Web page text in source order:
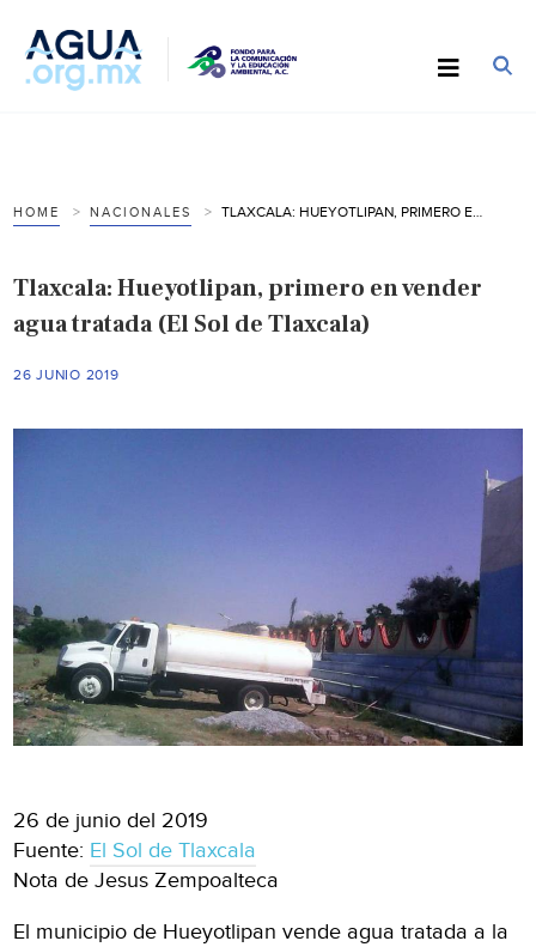
HOME NACIONALES
Tlaxcala: Hueyotlipan, primero en vender
agua tratada (El Sol de Tlaxcala)
26 JUNIO 2019
26 de junio del 2019
Fuente: El Sol de Tlaxcala
Nota de Jesus Zempoalteca
El municipio de Hueyotlipan vende agua tratada a la